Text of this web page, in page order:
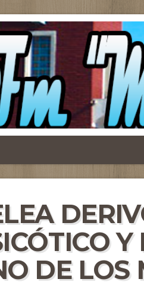
DE LOS